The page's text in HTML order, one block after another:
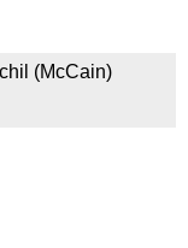
(McCain)